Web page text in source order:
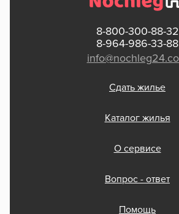
8-800-300-88-32
8-964-986-33-88
Сдать жилье
Каталог жилья
О сервисе
Вопрос - ответ
Помощь